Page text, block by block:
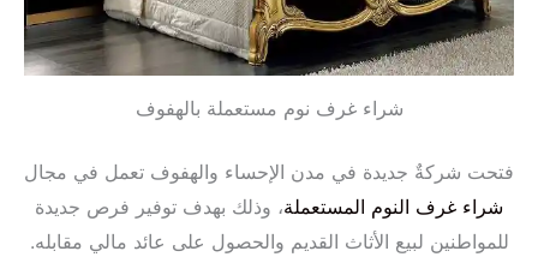
شراء غرف نوم مستعملة بالهفوف
فتحت شركةٌ جديدة في مدن الإحساء والهفوف تعمل في مجال
شراء غرف النوم المستعملة، وذلك بهدف توفير فرص جديدة
للمواطنين لبيع الأثاث القديم والحصول على عائد مالي مقابله.